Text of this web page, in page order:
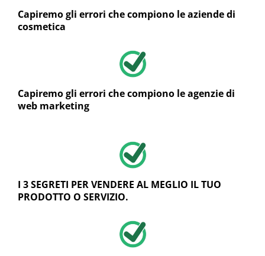
Capiremo gli errori che compiono le aziende di
cosmetica
Capiremo gli errori che compiono le agenzie di
web marketing
I 3 SEGRETI PER VENDERE AL MEGLIO IL TUO
PRODOTTO O SERVIZIO.